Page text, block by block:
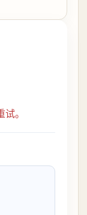
家并不建议直
。